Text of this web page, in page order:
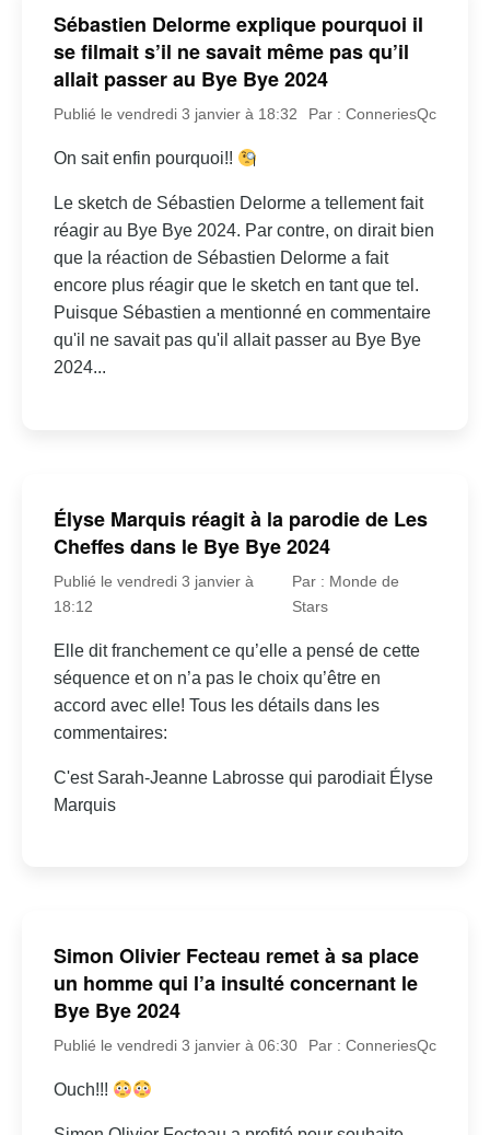
Sébastien Delorme explique pourquoi il
se filmait s’il ne savait même pas qu’il
allait passer au Bye Bye 2024
Publié le vendredi 3 janvier à 18:32 Par : ConneriesQc
On sait enfin pourquoi!!
Le sketch de Sébastien Delorme a tellement fait
réagir au Bye Bye 2024. Par contre, on dirait bien
que la réaction de Sébastien Delorme a fait
encore plus réagir que le sketch en tant que tel.
Puisque Sébastien a mentionné en commentaire
qu'il ne savait pas qu'il allait passer au Bye Bye
2024...
Élyse Marquis réagit à la parodie de Les
Cheffes dans le Bye Bye 2024
Publié le vendredi 3 janvier à
18:12
Par : Monde de
Stars
Elle dit franchement ce qu’elle a pensé de cette
séquence et on n’a pas le choix qu’être en
accord avec elle! Tous les détails dans les
commentaires:
C'est Sarah-Jeanne Labrosse qui parodiait Élyse
Marquis
Simon Olivier Fecteau remet à sa place
un homme qui l’a insulté concernant le
Bye Bye 2024
Publié le vendredi 3 janvier à 06:30 Par : ConneriesQc
Ouch!!!